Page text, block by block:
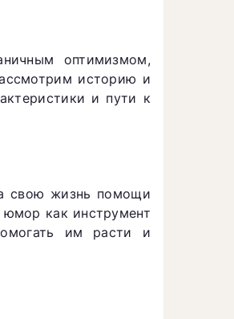
оптимизмом,
историю и
и пути к
свою жизнь помощи
юмор как инструмент
им расти и